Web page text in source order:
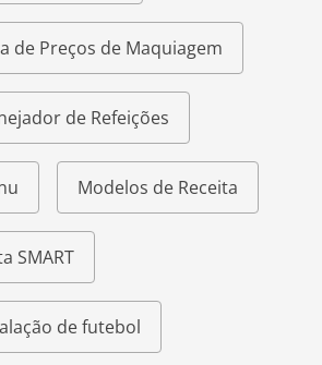
de Preços de Maquiagem
de Refeições
Modelos de Receita
SMART
de futebol